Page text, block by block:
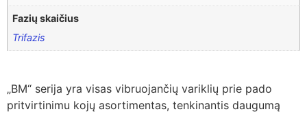
Fazių skaičius
Trifazis
„BM“ serija yra visas vibruojančių variklių prie pado
pritvirtinimu kojų asortimentas, tenkinantis daugumą